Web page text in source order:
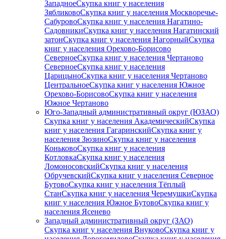
ЗападноеСкупка книг у населения
ЗябликовоСкупка книг у населения Москворечье-
СабуровоСкупка книг у населения Нагатино-
СадовникиСкупка книг у населения Нагатинский
затонСкупка книг у населения НагорныйСкупка
книг у населения Орехово-Борисово
СеверноеСкупка книг у населения Чертаново
СеверноеСкупка книг у населения
ЦарицыноСкупка книг у населения Чертаново
ЦентральноеСкупка книг у населения Южное
Орехово-БорисовоСкупка книг у населения
Южное Чертаново
Юго-Западный административный округ (ЮЗАО)
Скупка книг у населения АкадемическийСкупка
книг у населения ГагаринскийСкупка книг у
населения ЗюзиноСкупка книг у населения
КоньковоСкупка книг у населения
КотловкаСкупка книг у населения
ЛомоносовскийСкупка книг у населения
ОбручевскийСкупка книг у населения Северное
БутовоСкупка книг у населения Тёплый
СтанСкупка книг у населения ЧеремушкиСкупка
книг у населения Южное БутовоСкупка книг у
населения Ясенево
Западный административный округ (ЗАО)
Скупка книг у населения ВнуковоСкупка книг у